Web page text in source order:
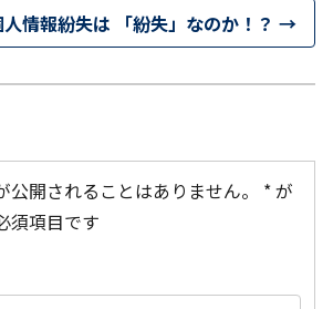
情報紛失は 「紛失」なのか！？ →
公開されることはありません。
*が
須項目です